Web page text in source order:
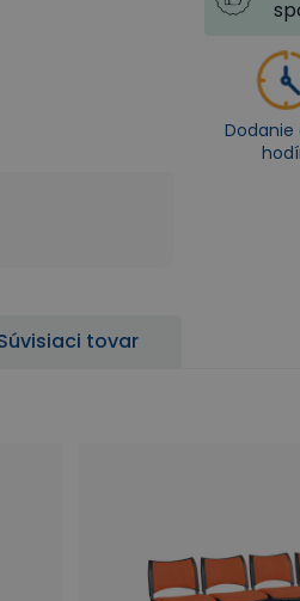
Dodanie
tovar